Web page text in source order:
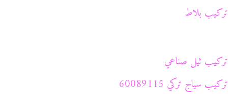
تركيب بلاط
تركيب ثيل صناعي
تركيب سياج تركي 60089115